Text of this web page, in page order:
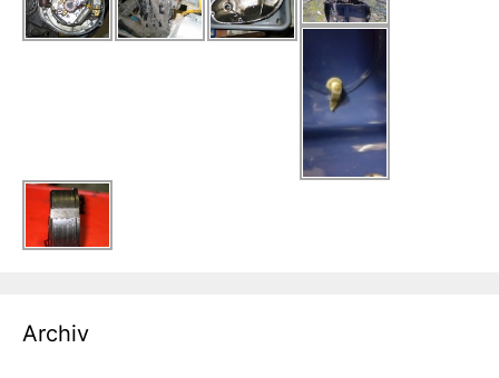
Archiv